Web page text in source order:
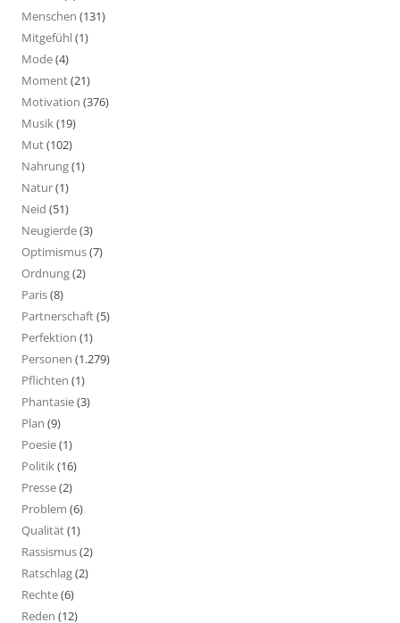
Menschen (131)
Mitgefühl(1)
Mode(4)
Moment(21)
Motivation (376)
Musik(19)
Mut(102)
Nahrung(1)
Natur(1)
Neid (51)
Neugierde(3)
Optimismus(7)
Ordnung(2)
Paris(8)
Partnerschaft(5)
Perfektion (1)
Personen (1.279)
Pflichten (1)
Phantasie(3)
Plan (9)
Poesie(1)
Politik(16)
Presse(2)
Problem (6)
Qualität(1)
Rassismus(2)
Ratschlag(2)
Rechte(6)
Reden (12)